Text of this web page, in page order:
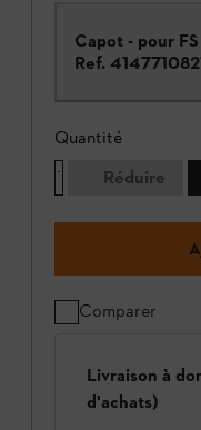
Capot - pour
Ref.
Quantité
Réduire
Comparer
Livraison à
d'achats)